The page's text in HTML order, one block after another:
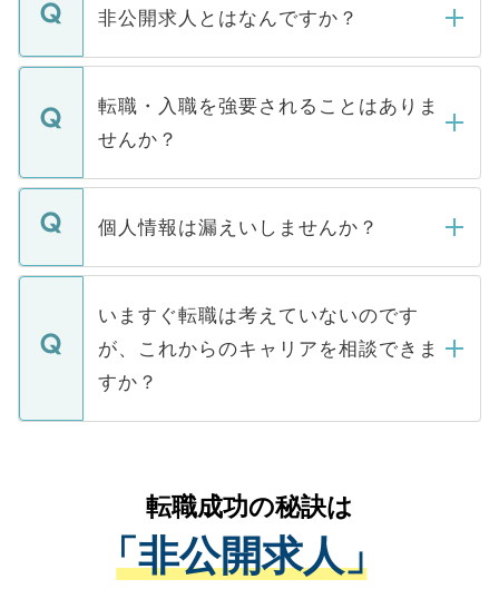
登録内容を確認し、その後メールもしくは
ます。通常、5営業日以内にはご連絡をせて
いただきますので、しばらくお待ちくださ
非公開求人とはなんですか？
マイナビDOCTORで取り扱っている求人の
うち約3割は、Webサイトからご覧いただ
けない「非公開求人」です。非公開求人は
下記の理由によって、一般には公開してい
ません。
■応募殺到を避けるため 人気のある医療機
関を公にしてしまうと、応募が殺到する場
に、医療機関が求める条件に合った人材の
みを人材紹介会社に依頼するケースが増え
ています。
転職・入職を強要されることはありま
せんか？
転職・入職を強要することは一切ありませ
ん。また、仮に応募先から内定をいただい
定を承諾する必要はありません。内定先へ
の辞退の連絡はキャリアパートナーが行い
個人情報は漏えいしませんか？
個人情報が漏えいすることはありませんの
で、ご安心ください。当サイトからの登録
などで収集したご登録者様の個人情報は、
ご本人のキャリアアップおよび転職活動の
支援を目的に使用いたします。お預かりし
ているすべての個人データはご本人の許可
は、個人情報の取り扱いについての厳密な
管理基準を満たした事業者のみに付与され
る、プライバシーマークを取得済みです。
いますぐ転職は考えていないのです
が、これからのキャリアを相談できま
すか？
かがいして、現在の医療機関の状況や紹介
経験をまじえながら、適切なアドバイスを
させていただきます。すぐにご転職をされ
ない方には、長期的なサポートが可能です
転職成功の秘訣は
「非公開求人」